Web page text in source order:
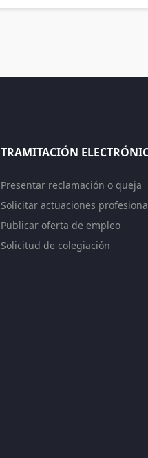
TRAMITACIÓN
Presentar reclamación o queja
Solicitar actuaciones
Publicar oferta de empleo
Solicitud de colegiación